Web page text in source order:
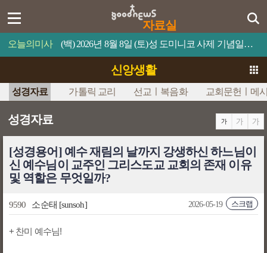
자료실
오늘의미사 (백) 2026년 8월 8일 (토)성 도미니코 사제 기념일믿음이 있으면 너희가 못할 일은 하나도 없을 것이다.
신앙생활
성경자료 가톨릭 교리 선교ㅣ복음화 교회문헌ㅣ메
성경자료
[성경용어] 예수 재림의 날까지 강생하신 하느님이
신 예수님이 교주인 그리스도교 교회의 존재 이유
및 역할은 무엇일까?
9590 소순태 [sunsoh] 스크랩
2026-05-19
+ 찬미 예수님!